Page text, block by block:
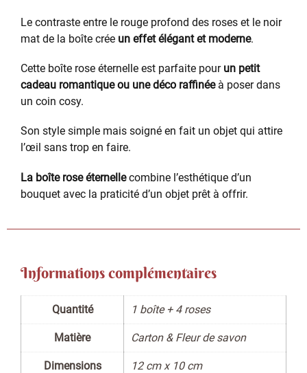
Le contraste entre le rouge profond des roses et le noir
mat de la boîte crée un effet élégant et moderne.
Cette boîte rose éternelle est parfaite pour un petit
cadeau romantique ou une déco raffinéeà poser dans
un coin cosy.
Son style simple mais soigné en fait un objet qui attire
l’œil sans trop en faire.
La boîte rose éternellecombine l’esthétique d’un
bouquet avec la praticité d’un objet prêt à offrir.
Informations complémentaires
Quantité 1 boîte + 4 roses
Matière Carton & Fleur de savon
Dimensions 12 cm x 10 cm